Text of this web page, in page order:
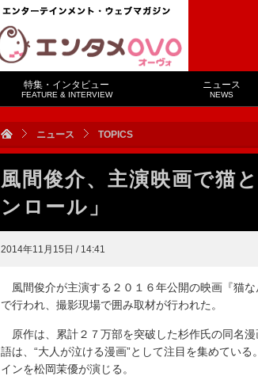
特集・インタビュー
FEATURE & INTERVIEW
ニュース
NEWS
ニュース TOPICS
風間俊介、主演映画で猫
ンロール」
2014年11月15日 / 14:41
風間俊介が主演する２０１６年公開の映画『猫
で行われ、撮影現場で囲み取材が行われた。
原作は、累計２７万部を突破した杉作氏の同名
語は、“大人が泣ける漫画”として注目を集めてい
インを松岡茉優が演じる。